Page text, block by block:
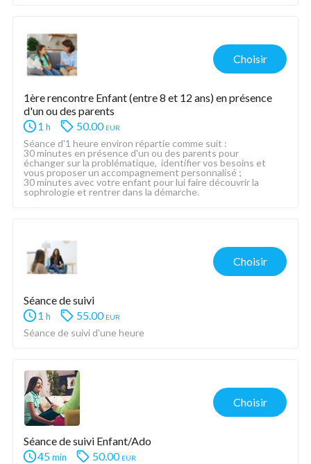
Choisir
1ère rencontre Enfant (entre 8 et 12 ans) en présence
d'un ou des parents
1 h 50.00 eur
Séance d'1 heure environ répartie comme suit :
30 minutes en présence d'un ou des parents pour
échanger sur la problématique,  identifier vos besoins et
vous proposer un accompagnement personnalisé ;
30 minutes avec votre enfant pour lui faire découvrir la
sophrologie et rentrer dans la démarche.
Choisir
Séance de suivi
1 h 55.00 eur
Séance de suivi d'une heure
Choisir
Séance de suivi Enfant/Ado
45min 50.00 eur